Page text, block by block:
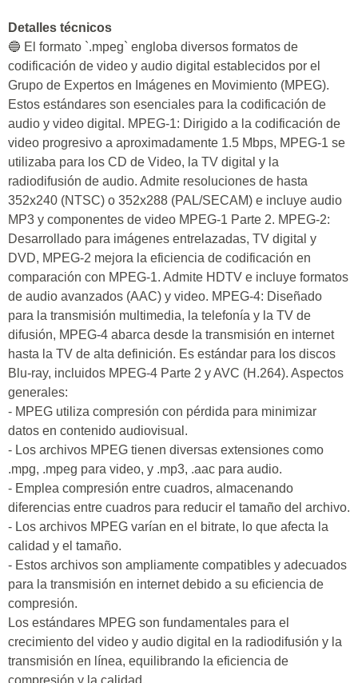
Detalles técnicos
🔵 El formato `.mpeg` engloba diversos formatos de
codificación de video y audio digital establecidos por el
Grupo de Expertos en Imágenes en Movimiento (MPEG).
Estos estándares son esenciales para la codificación de
audio y video digital. MPEG-1: Dirigido a la codificación de
video progresivo a aproximadamente 1.5 Mbps, MPEG-1 se
utilizaba para los CD de Video, la TV digital y la
radiodifusión de audio. Admite resoluciones de hasta
352x240 (NTSC) o 352x288 (PAL/SECAM) e incluye audio
MP3 y componentes de video MPEG-1 Parte 2. MPEG-2:
Desarrollado para imágenes entrelazadas, TV digital y
DVD, MPEG-2 mejora la eficiencia de codificación en
comparación con MPEG-1. Admite HDTV e incluye formatos
de audio avanzados (AAC) y video. MPEG-4: Diseñado
para la transmisión multimedia, la telefonía y la TV de
difusión, MPEG-4 abarca desde la transmisión en internet
hasta la TV de alta definición. Es estándar para los discos
Blu-ray, incluidos MPEG-4 Parte 2 y AVC (H.264). Aspectos
generales:
- MPEG utiliza compresión con pérdida para minimizar
datos en contenido audiovisual.
- Los archivos MPEG tienen diversas extensiones como
.mpg, .mpeg para video, y .mp3, .aac para audio.
- Emplea compresión entre cuadros, almacenando
diferencias entre cuadros para reducir el tamaño del archivo.
- Los archivos MPEG varían en el bitrate, lo que afecta la
calidad y el tamaño.
- Estos archivos son ampliamente compatibles y adecuados
para la transmisión en internet debido a su eficiencia de
compresión.
Los estándares MPEG son fundamentales para el
crecimiento del video y audio digital en la radiodifusión y la
transmisión en línea, equilibrando la eficiencia de
compresión y la calidad.